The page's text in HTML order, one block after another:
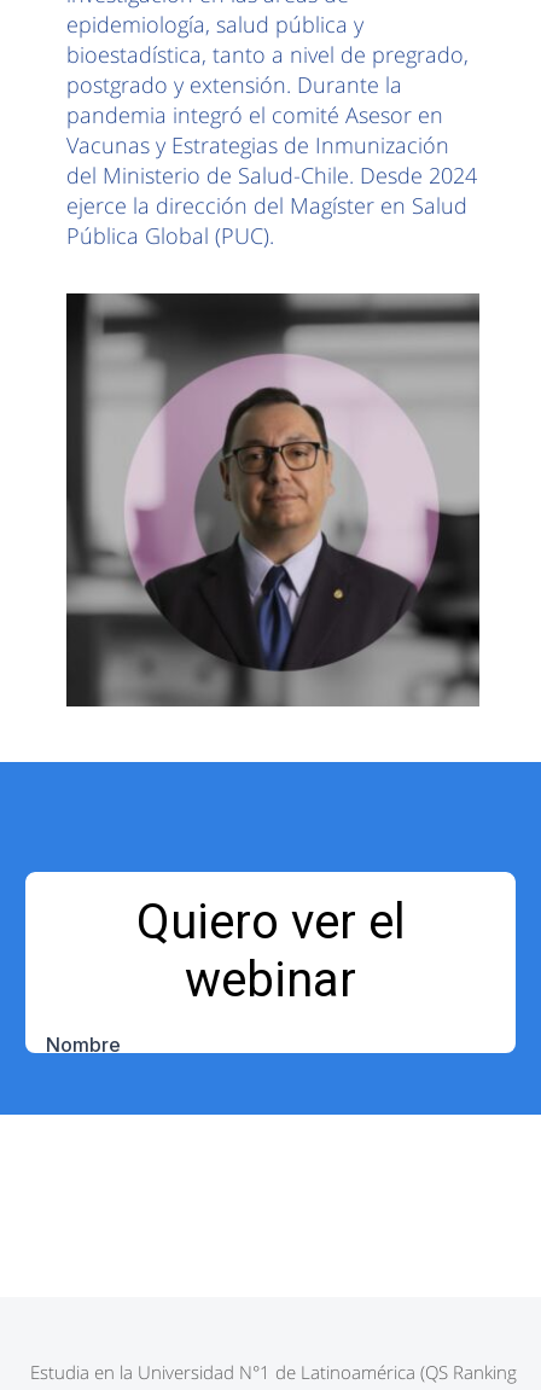
epidemiología, salud pública y
bioestadística, tanto a nivel de pregrado,
postgrado y extensión. Durante la
pandemia integró el comité Asesor en
Vacunas y Estrategias de Inmunización
del Ministerio de Salud-Chile. Desde 2024
ejerce la dirección del Magíster en Salud
Pública Global (PUC).
Estudia en la Universidad N°1 de Latinoamérica (QS Ranking